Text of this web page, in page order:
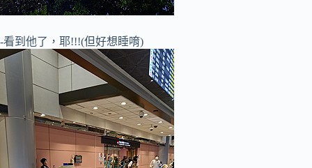
-看到他了，耶!!!(但好想睡唷)